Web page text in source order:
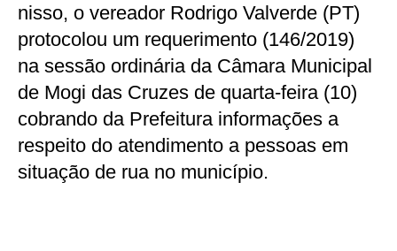
nisso, o vereador Rodrigo Valverde (PT)
protocolou um requerimento (146/2019)
na sessão ordinária da Câmara Municipal
de Mogi das Cruzes de quarta-feira (10)
cobrando da Prefeitura informações a
respeito do atendimento a pessoas em
situação de rua no município.